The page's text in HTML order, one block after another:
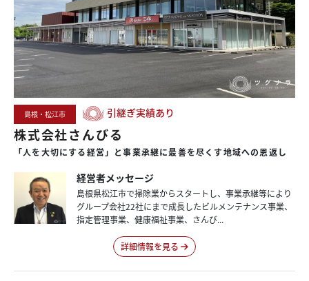
島根・松江市 引継ぎ実績あり
株式会社さんびる
「人を大切にする経営」と事業承継に最善を尽くす地域への恩返し
経営者メッセージ
島根県松江市で掃除業からスタートし、事業承継等により
グループ会社22社にまで成長したビルメンテナンス事業、
指定管理事業、健康福祉事業、さんび...
詳細情報を見る